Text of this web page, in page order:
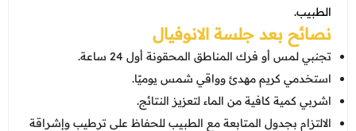
الطبيب.
نصائح بعد جلسة الانوفيال
تجنبي لمس أو فرك المناطق المحقونة أول 24 ساعة.
استخدمي كريم مهدئ وواقي شمس يوميًا.
اشربي كمية كافية من الماء لتعزيز النتائج.
الالتزام بجدول المتابعة مع الطبيب للحفاظ على ترطيب وإشراقة